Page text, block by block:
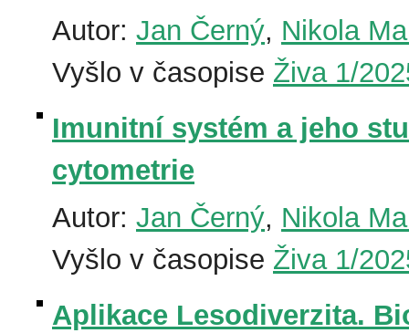
Autor: Jan Černý, Nikola
Vyšlo v časopise Živa 1/
Imunitní systém a jeho
cytometrie
Autor: Jan Černý, Nikola
Vyšlo v časopise Živa 1/
Aplikace Lesodiverzita.